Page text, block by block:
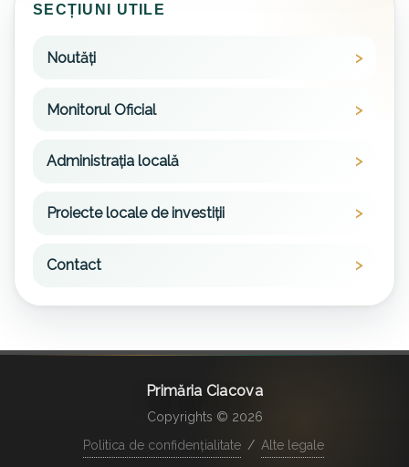
SECȚIUNI UTILE
Noutăți
Monitorul Oficial
Administrația locală
Proiecte locale de investiții
Contact
Primăria Ciacova
Copyrights © 2026
Politica de confidențialitate / Alte legale